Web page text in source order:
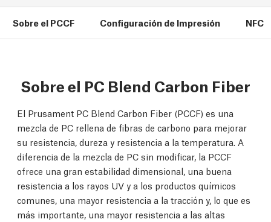
Sobre el PCCF Configuración de Impresión NFC
Sobre el PC Blend Carbon Fiber
El Prusament PC Blend Carbon Fiber (PCCF) es una
mezcla de PC rellena de fibras de carbono para mejorar
su resistencia, dureza y resistencia a la temperatura. A
diferencia de la mezcla de PC sin modificar, la PCCF
ofrece una gran estabilidad dimensional, una buena
resistencia a los rayos UV y a los productos químicos
comunes, una mayor resistencia a la tracción y, lo que es
más importante, una mayor resistencia a las altas